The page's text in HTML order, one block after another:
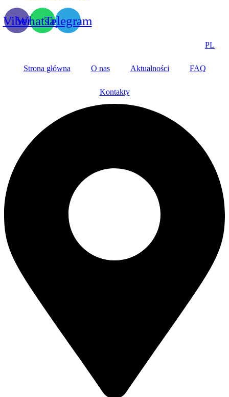
ViberWhatsappTelegram
PL
Strona główna O nas Aktualności FAQ
Kontakty